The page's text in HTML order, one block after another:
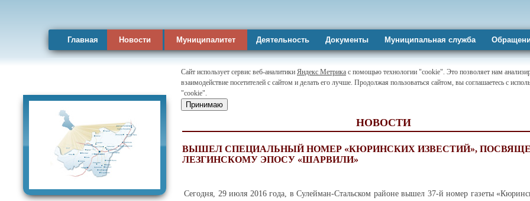
Главная Новости Муниципалитет Деятельность Документы Муниципальная служба
Сайт использует сервис веб-аналитики Яндекс Метрика с помощью технологии "cookie". Это позволяет нам
взаимодействие посетителей с сайтом и делать его лучше. Продолжая пользоваться сайтом, вы соглашаетесь с
"cookie".
Принимаю
НОВОСТИ
ВЫШЕЛ СПЕЦИАЛЬНЫЙ НОМЕР «КЮРИНСКИХ ИЗВЕСТИЙ»,
ЛЕЗГИНСКОМУ ЭПОСУ «ШАРВИЛИ»
Сегодня, 29 июля 2016 года, в Сулейман-Стальском районе вышел 37-й номер газеты